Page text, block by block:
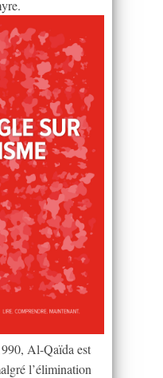
Al-Qaïda est
l’élimination